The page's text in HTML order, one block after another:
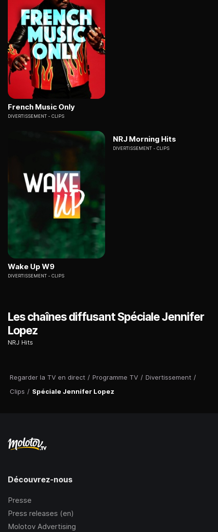
Regarder la TV en direct / Programme TV / Divertissement /
Clips / Spéciale Jennifer Lopez
French Music Only
DIVERTISSEMENT CLIPS
Wake Up W9
DIVERTISSEMENT CLIPS
NRJ Morning Hits
DIVERTISSEMENT CLIPS
Les chaînes diffusant Spéciale Jennifer
Lopez
NRJ Hits
Découvrez-nous
Presse
Press releases (en)
Molotov Advertising